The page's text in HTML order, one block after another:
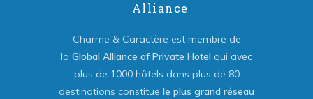
Alliance
Charme & Caractère est membre de
la Global Alliance of Private Hotel qui avec
plus de 1000 hôtels dans plus de 80
destinations constitue le plus grand réseau